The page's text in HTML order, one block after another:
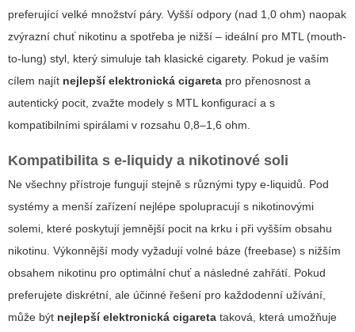
preferující velké množství páry. Vyšší odpory (nad 1,0 ohm) naopak
zvýrazní chuť nikotinu a spotřeba je nižší – ideální pro MTL (mouth-
to-lung) styl, který simuluje tah klasické cigarety. Pokud je vaším
cílem najít nejlepší elektronická cigareta pro přenosnost a
autentický pocit, zvažte modely s MTL konfigurací a s
kompatibilními spirálami v rozsahu 0,8–1,6 ohm.
Kompatibilita s e-liquidy a nikotinové soli
Ne všechny přístroje fungují stejně s různými typy e-liquidů. Pod
systémy a menší zařízení nejlépe spolupracují s nikotinovými
solemi, které poskytují jemnější pocit na krku i při vyšším obsahu
nikotinu. Výkonnější mody vyžadují volné báze (freebase) s nižším
obsahem nikotinu pro optimální chuť a následné zahřátí. Pokud
preferujete diskrétní, ale účinné řešení pro každodenní užívání,
může být nejlepší elektronická cigareta taková, která umožňuje